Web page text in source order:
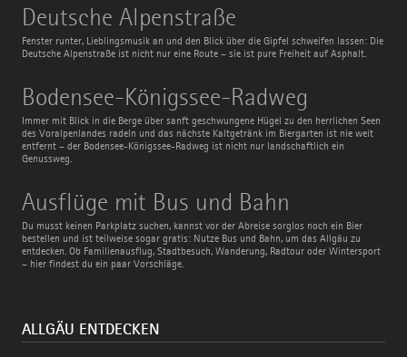
Deutsche Alpenstraße
Fenster runter, Lieblingsmusik an und den Blick über die Gipfel schweifen lassen: Die
Deutsche Alpenstraße ist nicht nur eine Route – sie ist pure Freiheit auf Asphalt.
Deutsche
Alpenstraße
Bodensee-Königssee-Radweg
Immer mit Blick in die Berge über sanft geschwungene Hügel zu den herrlichen Seen
des Voralpenlandes radeln und das nächste Kaltgetränk im Biergarten ist nie weit
entfernt – der Bodensee-Königssee-Radweg ist nicht nur landschaftlich ein
Genussweg.
Bodensee-
Königssee-
Radweg
Ausflüge mit Bus und Bahn
Du musst keinen Parkplatz suchen, kannst vor der Abreise sorglos noch ein Bier
bestellen und ist teilweise sogar gratis: Nutze Bus und Bahn, um das Allgäu zu
entdecken. Ob Familienausflug, Stadtbesuch, Wanderung, Radtour oder Wintersport
– hier findest du ein paar Vorschläge.
Ausflüge
mit
Bus
und
Bahn
ALLGÄU ENTDECKEN